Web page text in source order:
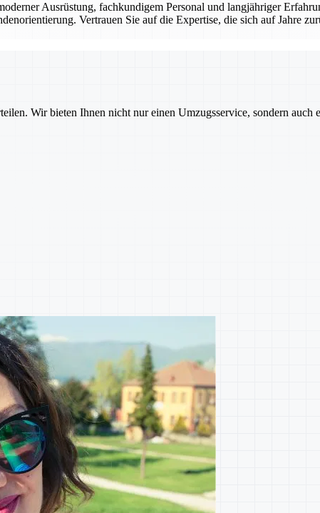
Ausrüstung, fachkundigem Personal und langjähriger
Vertrauen Sie auf die Expertise, die sich auf Jahre
Wir bieten Ihnen nicht nur einen Umzugsservice, sondern